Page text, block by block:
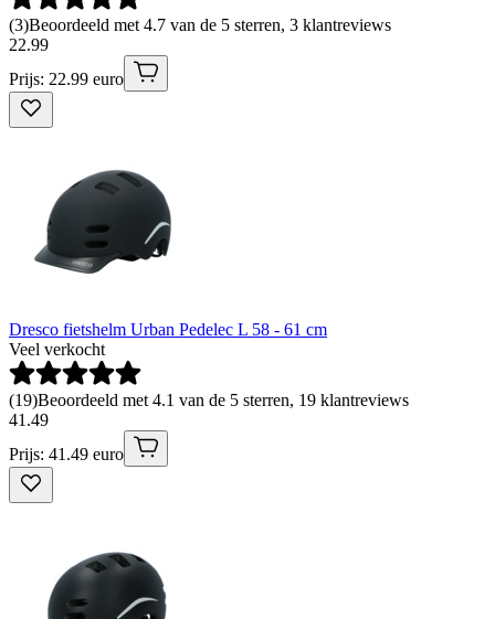
(3)Beoordeeld met 4.7 van de 5 sterren, 3 klantreviews
22.99
Prijs: 22.99 euro
Dresco fietshelm Urban Pedelec L 58 - 61 cm
Veel verkocht
(19)Beoordeeld met 4.1 van de 5 sterren, 19 klantreviews
41.49
Prijs: 41.49 euro